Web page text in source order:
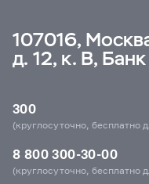
107016,
д. 12, к. В,
300
(круглосуточно, бесплатно
8 800 300-30-00
(круглосуточно, бесплатно